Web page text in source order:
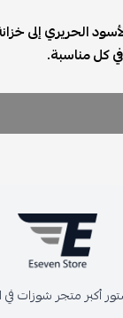
الحريري إلى
كل مناسبة.
أكبر متجر شوزات في